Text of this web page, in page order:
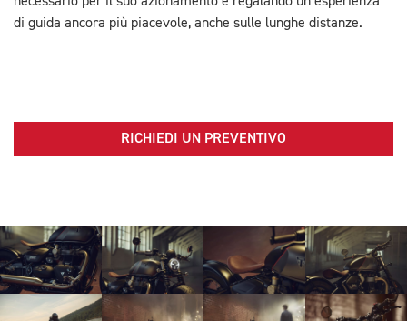
di guida ancora più piacevole, anche sulle lunghe distanze.
RICHIEDI UN PREVENTIVO